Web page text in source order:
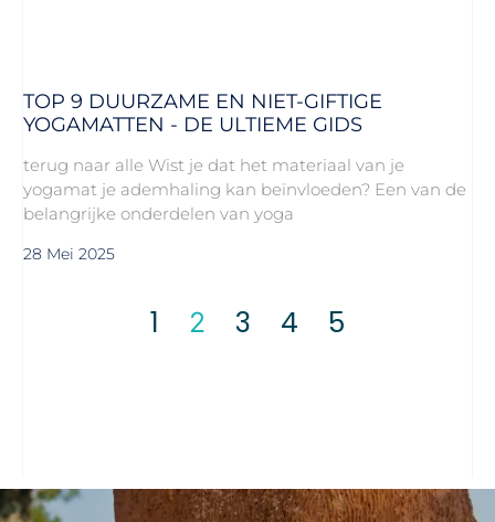
TOP 9 DUURZAME EN NIET-GIFTIGE
YOGAMATTEN - DE ULTIEME GIDS
terug naar alle Wist je dat het materiaal van je
yogamat je ademhaling kan beïnvloeden? Een van de
belangrijke onderdelen van yoga
28 Mei 2025
1 2 3 4 5